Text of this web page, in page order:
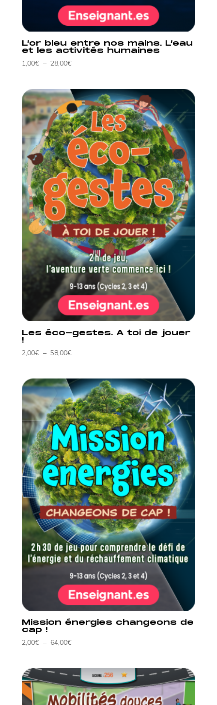
L’or bleu entre nos mains. L’eau
et les activités humaines
1,00€ – 28,00€Plage
1,00€
à
28,00€
Les éco-gestes. A toi de jouer
!
2,00€ – 58,00€Plage
2,00€
à
58,00€
Mission énergies changeons de
cap !
2,00€ – 64,00€Plage
2,00€
à
64,00€